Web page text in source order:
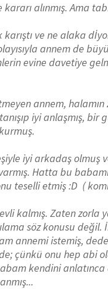
alınmış. Ama
ve ne alaka
annem de
evine davetiye
annem,
iyi anlaşmış, bir
iyi arkadaş olmuş
Hatta bu
teselli etmiş :D (
kalmış. Zaten zorla
söz konusu değil.
annemi istemiş,
çünkü onu hep abi
kendini anlatınca